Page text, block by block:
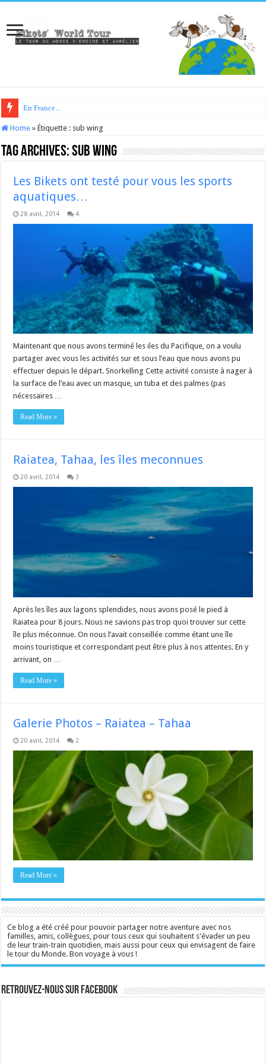
En France...
Home » Étiquette : sub wing
Tag Archives:sub wing
Les Bikets ont testé pour vous les sports
aquatiques…
28 avril, 2014 4
Maintenant que nous avons terminé les iles du Pacifique, on a voulu
partager avec vous les activités sur et sous l’eau que nous avons pu
effectuer depuis le départ. Snorkelling Cette activité consiste à nager à
la surface de l’eau avec un masque, un tuba et des palmes (pas
nécessaires …
Read More »
Raiatea, Tahaa, les îles meconnues
20 avril, 2014 3
Après les îles aux lagons splendides, nous avons posé le pied à
Raiatea pour 8 jours. Nous ne savions pas trop quoi trouver sur cette
île plus méconnue. On nous l’avait conseillée comme étant une île
moins touristique et correspondant peut être plus à nos attentes. En y
arrivant, on …
Read More »
Galerie Photos – Raiatea – Tahaa
20 avril, 2014 2
Read More »
Ce blog a été créé pour pouvoir partager notre aventure avec nos
familles, amis, collègues, pour tous ceux qui souhaitent s'évader un peu
de leur train-train quotidien, mais aussi pour ceux qui envisagent de faire
le tour du Monde. Bon voyage à vous !
Retrouvez-nous sur Facebook